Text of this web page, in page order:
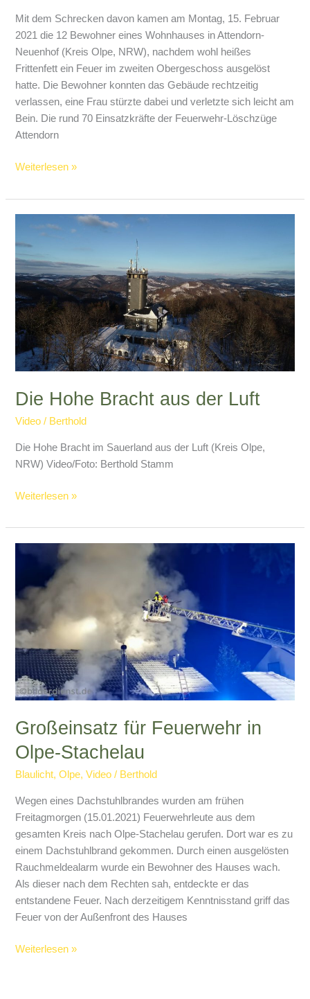
Mit dem Schrecken davon kamen am Montag, 15. Februar
2021 die 12 Bewohner eines Wohnhauses in Attendorn-
Neuenhof (Kreis Olpe, NRW), nachdem wohl heißes
Frittenfett ein Feuer im zweiten Obergeschoss ausgelöst
hatte. Die Bewohner konnten das Gebäude rechtzeitig
verlassen, eine Frau stürzte dabei und verletzte sich leicht am
Bein. Die rund 70 Einsatzkräfte der Feuerwehr-Löschzüge
Attendorn
Frittenfett
Feuer
aus
Weiterlesen »
Die Hohe Bracht aus der Luft
Video / Berthold
Die Hohe Bracht im Sauerland aus der Luft (Kreis Olpe,
NRW) Video/Foto: Berthold Stamm
Die
Bracht
aus
Weiterlesen »
Großeinsatz für Feuerwehr in
Olpe-Stachelau
Blaulicht,Olpe,Video / Berthold
Wegen eines Dachstuhlbrandes wurden am frühen
Freitagmorgen (15.01.2021) Feuerwehrleute aus dem
gesamten Kreis nach Olpe-Stachelau gerufen. Dort war es zu
einem Dachstuhlbrand gekommen. Durch einen ausgelösten
Rauchmeldealarm wurde ein Bewohner des Hauses wach.
Als dieser nach dem Rechten sah, entdeckte er das
entstandene Feuer. Nach derzeitigem Kenntnisstand griff das
Feuer von der Außenfront des Hauses
Großeinsatz
Weiterlesen »